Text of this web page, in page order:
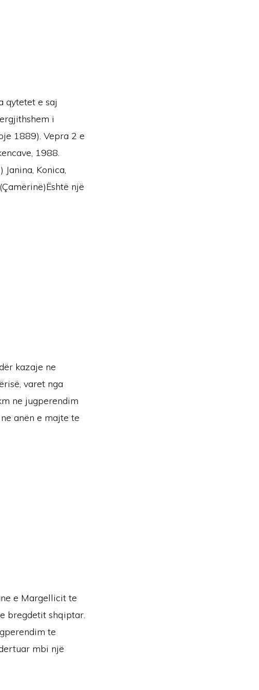
qytetet e saj
i
1889). Vepra 2 e
1988.
Konica,
një
kazaje ne
varet nga
ne jugperendim
anën e majte te
e Margellicit te
bregdetit shqiptar.
te
mbi një